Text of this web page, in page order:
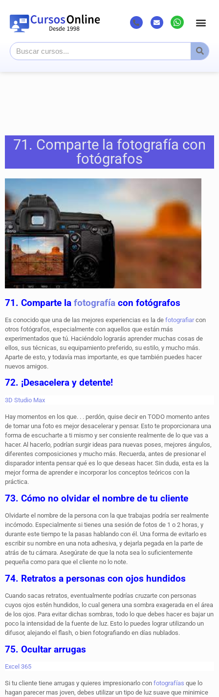
71. Comparte la fotografía con
fotógrafos
71. Comparte la fotografía con fotógrafos
Es conocido que una de las mejores experiencias es la de fotografiarcon
otros fotógrafos, especialmente con aquellos que están más
experimentados que tú. Haciéndolo lograrás aprender muchas cosas de
ellos, sus técnicas, su equipamiento preferido, su estilo, y mucho más.
Aparte de esto, y todavía mas importante, es que también puedes hacer
nuevos amigos.
72. ¡Desacelera y detente!
3D Studio Max
Hay momentos en los que. . . perdón, quise decir en TODO momento antes
de tomar una foto es mejor desacelerar y pensar. Esto te proporcionara una
forma de escucharte a ti mismo y ser consiente realmente de lo que vas a
hacer. Al hacerlo, podrían surgir ideas para nuevas poses, mejores ángulos,
diferentes composiciones y mucho más. Recuerda, antes de presionar el
disparador intenta pensar qué es lo que deseas hacer. Sin duda, esta es la
mejor forma de aprender e incorporar los conceptos teóricos con la
práctica.
73. Cómo no olvidar el nombre de tu cliente
Olvidarte el nombre de la persona con la que trabajas podría ser realmente
incómodo. Especialmente si tienes una sesión de fotos de 1 o 2 horas, y
durante este tiempo te la pasas hablando con él. Una forma de evitarlo es
escribir su nombre en una nota adhesiva, y dejarla pegada en la parte de
atrás de tu cámara. Asegúrate de que la nota sea lo suficientemente
pequeña como para que el cliente no lo note.
74. Retratos a personas con ojos hundidos
Cuando sacas retratos, eventualmente podrías cruzarte con personas
cuyos ojos estén hundidos, lo cual genera una sombra exagerada en el área
de los ojos. Para evitar dichas sombras, todo lo que debes hacer es bajar un
poco la intensidad de la fuente de luz. Esto lo puedes lograr utilizando un
difusor, alejando el flash, o bien fotografiando en días nublados.
75. Ocultar arrugas
Excel 365
Si tu cliente tiene arrugas y quieres impresionarlo con fotografías que lo
hagan parecer mas joven, debes utilizar un tipo de luz suave que minimice